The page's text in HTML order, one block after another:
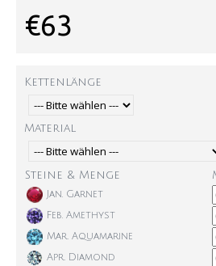
€63
Kettenlänge
Material
Steine & Menge
Jan. Garnet
Feb. Amethyst
Mar. Aquamarine
Apr. Diamond